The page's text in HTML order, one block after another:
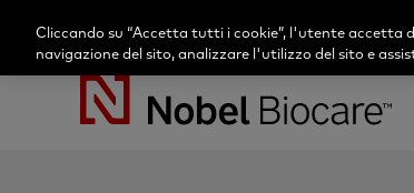
Cliccando su “Accetta tutti i cookie”, l'utente accetta
navigazione del sito, analizzare l'utilizzo del sito e